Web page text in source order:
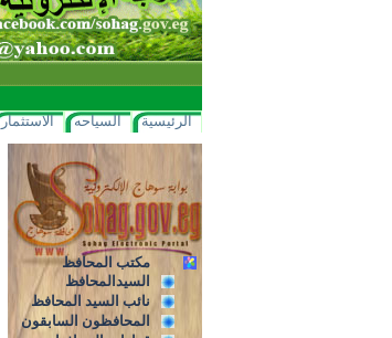
الرئيسية السياحه الاستثمار
مكتب المحافظ
السيدالمحافظ
نائب السيد المحافظ
المحافظون السابقون